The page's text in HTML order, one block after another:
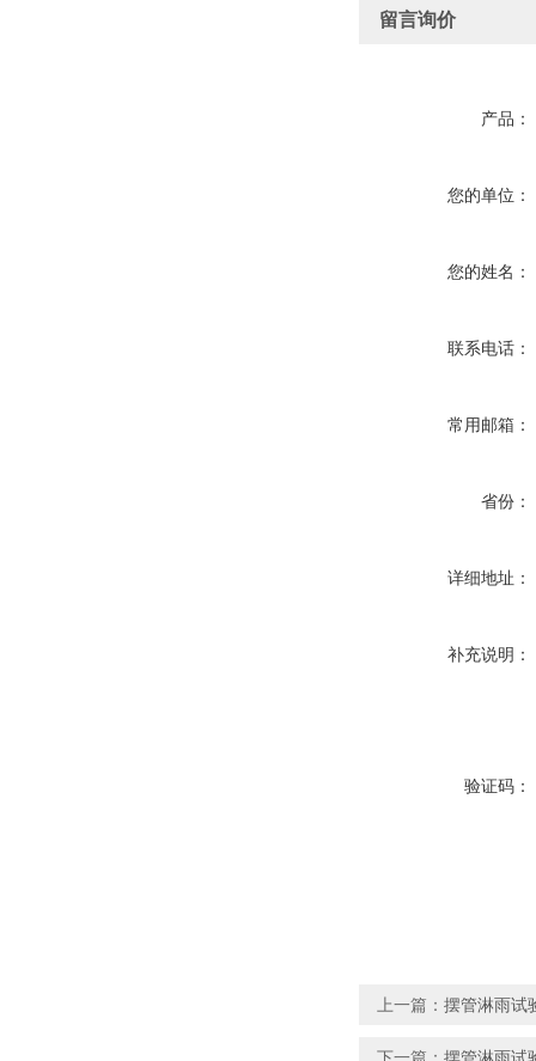
留言询价
产品：
您的单位：
您的姓名：
联系电话：
常用邮箱：
省份：
详细地址：
补充说明：
验证码：
上一篇： 摆管淋雨试